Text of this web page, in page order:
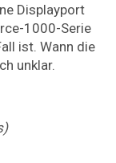
Displayport
1000-Serie
ist. Wann die
unklar.